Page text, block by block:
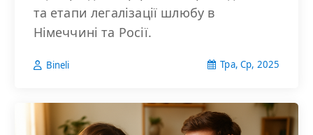
та етапи легалізації шлюбу в
Німеччині та Росії.
Bineli Тра, Ср, 2025